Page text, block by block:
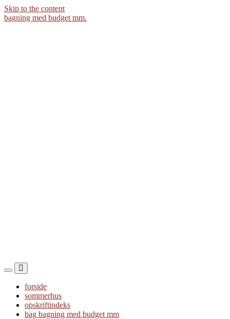
Skip to the content
bagning med budget mm.
Toggle
mobile
menu
Toggle
the
search
field
forside
sommerhus
opskriftindeks
bag bagning med budget mm